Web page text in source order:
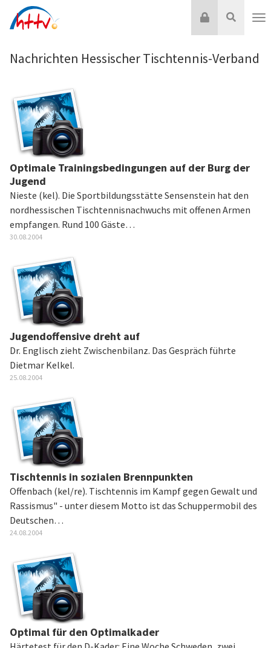
Inhalt
Suche
Login
Nachrichten Hessischer Tischtennis-Verband
Optimale Trainingsbedingungen auf der Burg der
Jugend
Nieste (kel). Die Sportbildungsstätte Sensenstein hat den
nordhessischen Tischtennisnachwuchs mit offenen Armen
empfangen. Rund 100 Gäste…
30.08.2004
Jugendoffensive dreht auf
Dr. Englisch zieht Zwischenbilanz. Das Gespräch führte
Dietmar Kelkel.
25.08.2004
Tischtennis in sozialen Brennpunkten
Offenbach (kel/re). Tischtennis im Kampf gegen Gewalt und
Rassismus" - unter diesem Motto ist das Schuppermobil des
Deutschen…
24.08.2004
Optimal für den Optimalkader